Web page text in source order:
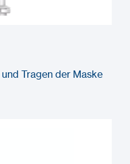
Tragen der Maske